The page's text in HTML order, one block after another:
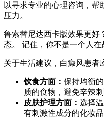
以寻求专业的心理咨询，帮
压力。
鲁索替尼达西卡版效果更好
态。 记住，你不是一个人在
关于生活建议，白癜风患者
饮食方面： 保持均衡
质的食物，避免辛辣刺
皮肤护理方面： 选择
有刺激性成分的化妆品